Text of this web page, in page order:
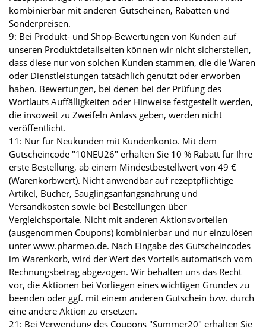
kombinierbar mit anderen Gutscheinen, Rabatten und
Sonderpreisen.
9: Bei Produkt- und Shop-Bewertungen von Kunden auf
unseren Produktdetailseiten können wir nicht sicherstellen,
dass diese nur von solchen Kunden stammen, die die Waren
oder Dienstleistungen tatsächlich genutzt oder erworben
haben. Bewertungen, bei denen bei der Prüfung des
Wortlauts Auffälligkeiten oder Hinweise festgestellt werden,
die insoweit zu Zweifeln Anlass geben, werden nicht
veröffentlicht.
11: Nur für Neukunden mit Kundenkonto. Mit dem
Gutscheincode "10NEU26" erhalten Sie 10 % Rabatt für Ihre
erste Bestellung, ab einem Mindestbestellwert von 49 €
(Warenkorbwert). Nicht anwendbar auf rezeptpflichtige
Artikel, Bücher, Säuglingsanfangsnahrung und
Versandkosten sowie bei Bestellungen über
Vergleichsportale. Nicht mit anderen Aktionsvorteilen
(ausgenommen Coupons) kombinierbar und nur einzulösen
unter www.pharmeo.de. Nach Eingabe des Gutscheincodes
im Warenkorb, wird der Wert des Vorteils automatisch vom
Rechnungsbetrag abgezogen. Wir behalten uns das Recht
vor, die Aktionen bei Vorliegen eines wichtigen Grundes zu
beenden oder ggf. mit einem anderen Gutschein bzw. durch
eine andere Aktion zu ersetzen.
21: Bei Verwendung des Coupons "Summer20" erhalten Sie